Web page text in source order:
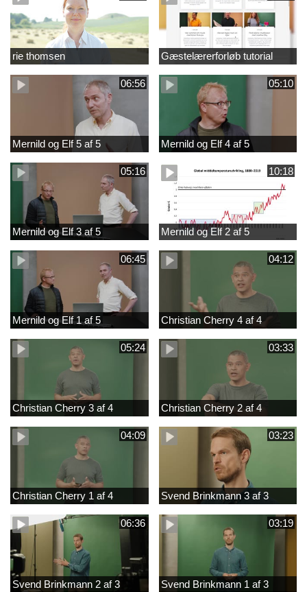
rie thomsen Gæstelærerforløb tutorial
06:56
Mernild og Elf 5 af 5
05:10
Mernild og Elf 4 af 5
05:16
Mernild og Elf 3 af 5
10:18
Mernild og Elf 2 af 5
06:45
Mernild og Elf 1 af 5
04:12
Christian Cherry 4 af 4
05:24
Christian Cherry 3 af 4
03:33
Christian Cherry 2 af 4
04:09
Christian Cherry 1 af 4
03:23
Svend Brinkmann 3 af 3
06:36
Svend Brinkmann 2 af 3
03:19
Svend Brinkmann 1 af 3